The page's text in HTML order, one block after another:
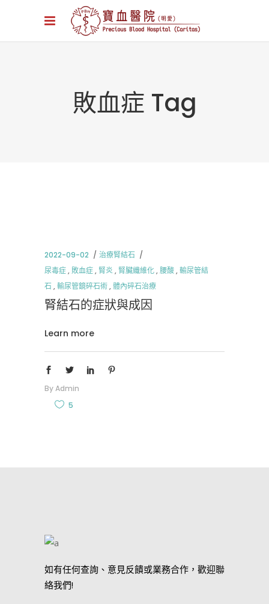
敗血症 Tag
2022-09-02
治療腎結石
尿毒症, 敗血症, 腎炎, 腎臟纖維化,腰酸,輸尿管結
石,輸尿管鏡碎石術,體內碎石治療
腎結石的症狀與成因
Learn more
ByAdmin
5
如有任何查詢、意見反饋或業務合作，歡迎聯
絡我們!